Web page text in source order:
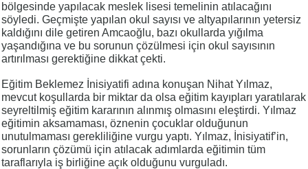
bölgesinde yapılacak meslek lisesi temelinin atılacağını
söyledi. Geçmişte yapılan okul sayısı ve altyapılarının yetersiz
kaldığını dile getiren Amcaoğlu, bazı okullarda yığılma
yaşandığına ve bu sorunun çözülmesi için okul sayısının
artırılması gerektiğine dikkat çekti.
Eğitim Beklemez İnisiyatifi adına konuşan Nihat Yılmaz,
mevcut koşullarda bir miktar da olsa eğitim kayıpları yaratılarak
seyreltilmiş eğitim kararının alınmış olmasını eleştirdi. Yılmaz
eğitimin aksamaması, öznenin çocuklar olduğunun
unutulmaması gerekliliğine vurgu yaptı. Yılmaz, İnisiyatif’in,
sorunların çözümü için atılacak adımlarda eğitimin tüm
taraflarıyla iş birliğine açık olduğunu vurguladı.